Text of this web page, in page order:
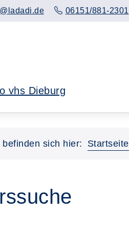
06151/881-2301
anspringen
befinden sich hier: Startseite